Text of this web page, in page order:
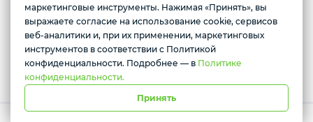
пн-вс с 07:30 до 17:00
Условия доставки
маркетинговые инструменты. Нажимая «Принять», вы
выражаете согласие на использование cookie, сервисов
веб-аналитики и, при их применении, маркетинговых
инструментов в соответствии с Политикой
конфиденциальности. Подробнее — в Политике
конфиденциальности.
Принять
Нет